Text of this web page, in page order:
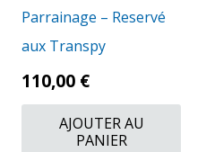
Parrainage – Reservé
aux Transpy
110,00 €
AJOUTER AU
PANIER